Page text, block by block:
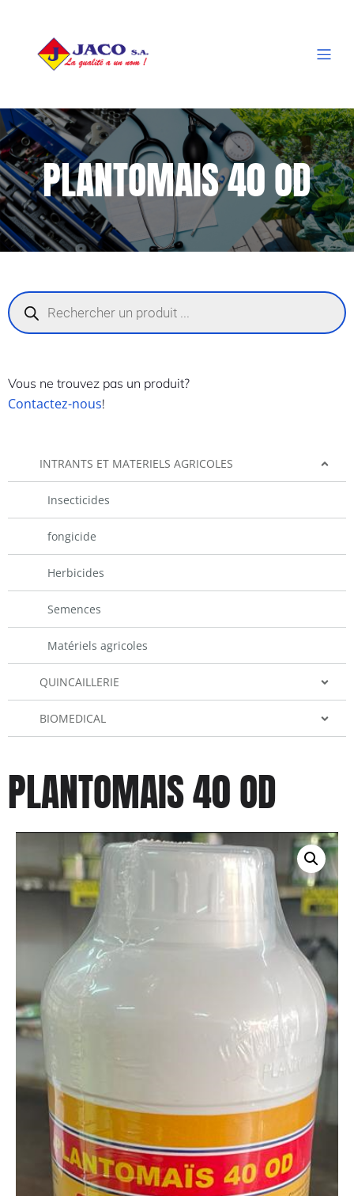
PLANTOMAIS 40 OD
Recherche
de
produits
Vous ne trouvez pas un produit?
Contactez-nous!
INTRANTS ET MATERIELS AGRICOLES
Insecticides
fongicide
Herbicides
Semences
Matériels agricoles
QUINCAILLERIE
BIOMEDICAL
PLANTOMAIS 40 OD